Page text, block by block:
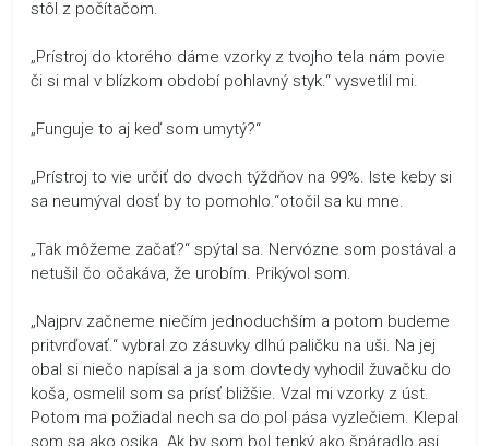
stôl z počítačom.
„Prístroj do ktorého dáme vzorky z tvojho tela nám povie
či si mal v blízkom období pohlavný styk.“ vysvetlil mi.
„Funguje to aj keď som umytý?“
„Prístroj to vie určiť do dvoch týždňov na 99%. Iste keby si
sa neumýval dosť by to pomohlo.“otočil sa ku mne.
„Tak môžeme začať?“ spýtal sa. Nervózne som postával a
netušil čo očakáva, že urobím. Prikývol som.
„Najprv začneme niečím jednoduchším a potom budeme
pritvrďovať.“ vybral zo zásuvky dlhú paličku na uši. Na jej
obal si niečo napísal a ja som dovtedy vyhodil žuvačku do
koša, osmelil som sa prísť bližšie. Vzal mi vzorky z úst.
Potom ma požiadal nech sa do pol pása vyzlečiem. Klepal
som sa ako osika. Ak by som bol tenký ako špáradlo asi